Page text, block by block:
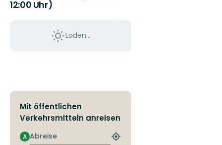
12:00 Uhr)
Laden...
Mit öffentlichen
Verkehrsmitteln anreisen
Abreise
A
Nächstgelegene